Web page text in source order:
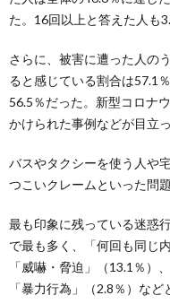
た。16回以上と答えた人も
さらに、被害に遭った人の
ると感じている割合は57.1
56.5％だった。新型コロナ
かけられた事例などが目立っ
バスやタクシーを使う人や
つこいクレームといった問
最も印象に残っている迷惑
で最も多く、「何回も同じ
「威嚇・脅迫」（13.1％）
「暴力行為」（2.8％）など